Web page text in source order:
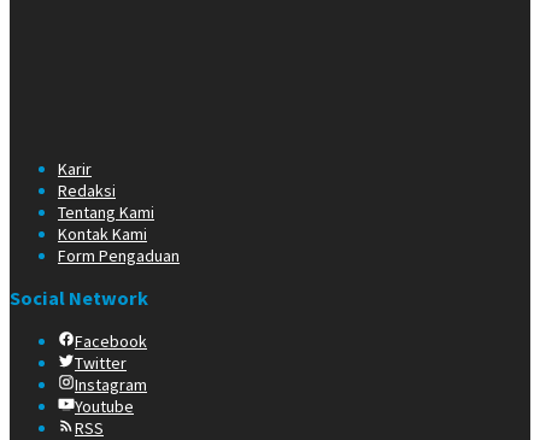
Karir
Redaksi
Tentang Kami
Kontak Kami
Form Pengaduan
Social Network
Facebook
Twitter
Instagram
Youtube
RSS